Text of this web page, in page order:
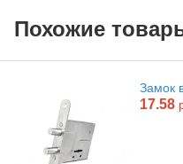
Похожие
Замок
17.58